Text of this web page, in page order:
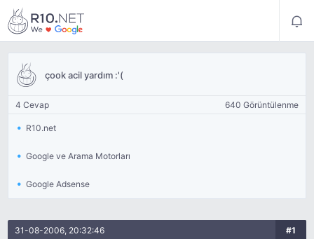
çook acil yardım :'(
4 Cevap 640 Görüntülenme
R10.net
Google ve Arama Motorları
Google Adsense
31-08-2006, 20:32:46 #1